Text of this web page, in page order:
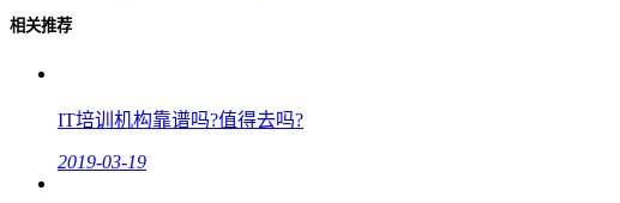
相关推荐
IT培训机构靠谱吗?值得去吗?
2019-03-19